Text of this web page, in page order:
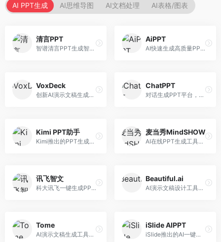
AI PPT生成 AI思维导图 AI文档处理 AI表格/图表
清言PPT
智谱清言PPT生成智能体，基于GLM大模型。面向智谱用户，支持对话生成PPT、内容优化等服务，与智谱生态深度整合。
AiPPT
AI快速生成高质量PPT平台，支持主题定制。面向职场人士和学生，提供一键生成、模板选择、内容优化等服务，PPT制作速度快，设计质量高。
VoxDeck
创新AI演示文稿生成工具，支持语音交互创作。面向职场人士，支持语音输入、PPT生成、内容优化等功能，语音创作体验便捷。
ChatPPT
对话生成PPT平台，支持自然语言交互创作。面向职场人士和教育工作者，通过对话方式完成PPT制作，交互体验友好，创作过程直观。
Kimi PPT助手
Kimi推出的PPT生成智能体，整合长文本处理能力。面向职场人士和学生，支持文档解析、PPT生成、内容优化等服务，与Kimi生态深度整合。
麦当秀MindSHOW
AI在线PPT生成工具，支持思维导图转PPT。面向职场人士，提供思维导图导入、PPT生成、模板选择等服务，思维导图转PPT效率高。
讯飞智文
科大讯飞一键生成PPT和Word工具，整合语音技术。面向职场人士，支持语音输入、文档生成、格式调整等功能，办公效率显著提升。
Beautiful.ai
AI演示文稿设计工具，专注于自动化设计排版。面向职场人士，提供智能排版、模板选择、设计优化等服务，设计美观度高。
Tome
AI演示文稿生成工具，专注于故事化演示创作。面向创业者和营销人员，提供故事叙述、视觉设计、内容生成等服务，演示文稿叙事性强。
iSlide AIPPT
iSlide推出的AI一键设计精美PPT工具。面向PPT设计用户，提供模板库、内容生成、设计优化等服务，与iSlide插件深度整合。